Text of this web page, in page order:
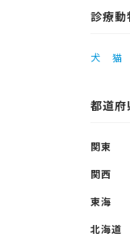
診療動
犬 猫
都道府
関東
関西
東海
北海道